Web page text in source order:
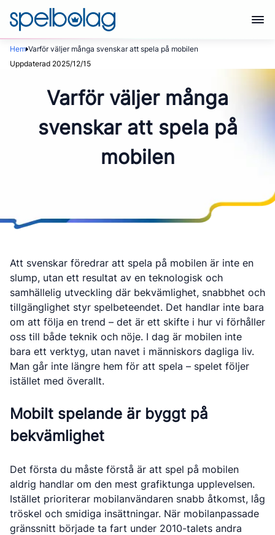
Hem Varför väljer många svenskar att spela på mobilen
Uppdaterad 2025/12/15
Varför väljer många
svenskar att spela på
mobilen
Att svenskar föredrar att spela på mobilen är inte en
slump, utan ett resultat av en teknologisk och
samhällelig utveckling där bekvämlighet, snabbhet och
tillgänglighet styr spelbeteendet. Det handlar inte bara
om att följa en trend – det är ett skifte i hur vi förhåller
oss till både teknik och nöje. I dag är mobilen inte
bara ett verktyg, utan navet i människors dagliga liv.
Man går inte längre hem för att spela – spelet följer
istället med överallt.
Mobilt spelande är byggt på
bekvämlighet
Det första du måste förstå är att spel på mobilen
aldrig handlar om den mest grafiktunga upplevelsen.
Istället prioriterar mobilanvändaren snabb åtkomst, låg
tröskel och smidiga insättningar. När mobilanpassade
gränssnitt började ta fart under 2010-talets andra